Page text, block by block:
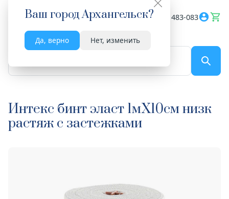
Ваш городАрхангельск?
Да, верно Нет, изменить
Весь сайт 8182 483-083
Интекс бинт эласт 1мX10см низк
растяж с застежками